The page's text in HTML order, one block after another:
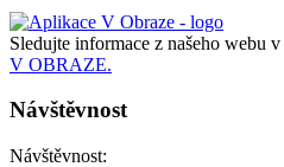
Sledujte informace z našeho webu v
V OBRAZE.
Návštěvnost
Návštěvnost: